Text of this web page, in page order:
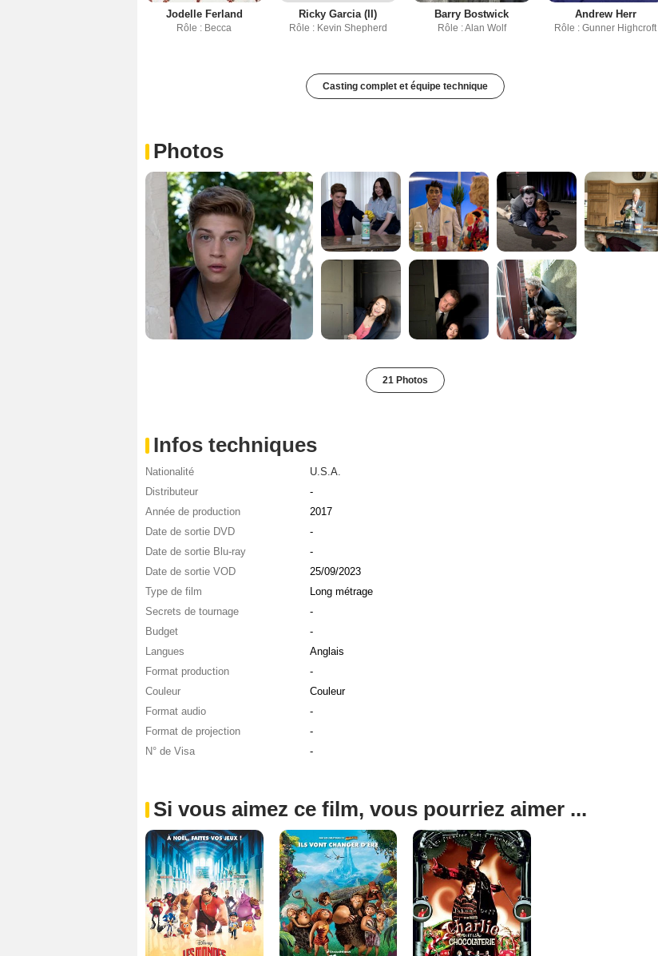
Jodelle Ferland
Rôle : Becca
Ricky Garcia (II)
Rôle : Kevin Shepherd
Barry Bostwick
Rôle : Alan Wolf
Andrew Herr
Rôle : Gunner Highcroft
Casting complet et équipe technique
Photos
21 Photos
Infos techniques
Nationalité
U.S.A.
Distributeur
-
Année de production
2017
Date de sortie DVD
-
Date de sortie Blu-ray
-
Date de sortie VOD
25/09/2023
Type de film
Long métrage
Secrets de tournage
-
Budget
-
Langues
Anglais
Format production
-
Couleur
Couleur
Format audio
-
Format de projection
-
N° de Visa
-
Si vous aimez ce film, vous pourriez aimer ...